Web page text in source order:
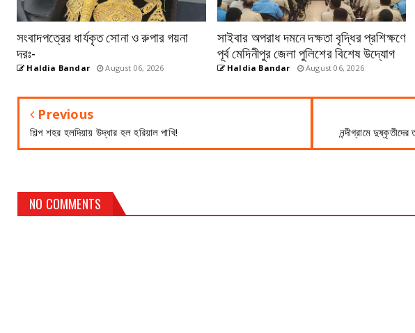
সংবাদপত্রের ধার্যকৃত সোনা ও রুপার গয়না
দরঃ-
Haldia Bandar August 06, 2026
সাইবার অপরাধ দমনে দক্ষতা বৃদ্ধির প্রশিক্ষণে
পূর্ব মেদিনীপুর জেলা পুলিশের বিশেষ উদ্যোগ
Haldia Bandar August 06, 2026
Previous
শিল্প শহর হলদিয়ায় উদ্ধার হল হরিয়াল পাখি! নন্দীগ্রামে
NO COMMENTS